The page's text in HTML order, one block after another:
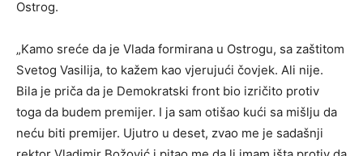
Ostrog.
„Kamo sreće da je Vlada formirana u Ostrogu, sa zaštitom
Svetog Vasilija, to kažem kao vjerujući čovjek. Ali nije.
Bila je priča da je Demokratski front bio izričito protiv
toga da budem premijer. I ja sam otišao kući sa mišlju da
neću biti premijer. Ujutro u deset, zvao me je sadašnji